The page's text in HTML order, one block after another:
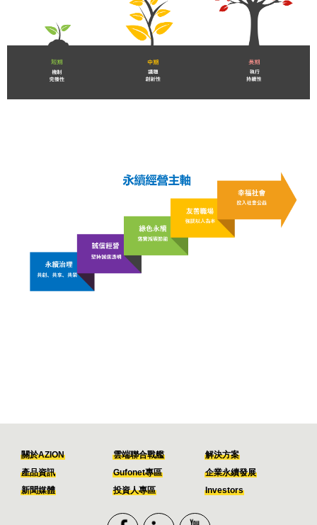
關於AZION 雲端聯合戰艦
解決方案
產品資訊
Gufonet專區
企業永續發展
新聞媒體
投資人專區 Investors